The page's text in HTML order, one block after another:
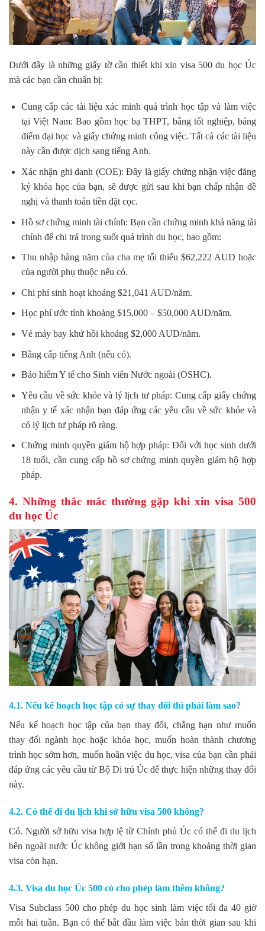
Dưới đây là những giấy tờ cần thiết khi xin visa 500 du học Úc
mà các bạn cần chuẩn bị:
Cung cấp các tài liệu xác minh quá trình học tập và làm việc
tại Việt Nam: Bao gồm học bạ THPT, bằng tốt nghiệp, bảng
điểm đại học và giấy chứng minh công việc. Tất cả các tài liệu
này cần được dịch sang tiếng Anh.
Xác nhận ghi danh (COE): Đây là giấy chứng nhận việc đăng
ký khóa học của bạn, sẽ được gửi sau khi bạn chấp nhận đề
nghị và thanh toán tiền đặt cọc.
Hồ sơ chứng minh tài chính: Bạn cần chứng minh khả năng tài
chính để chi trả trong suốt quá trình du học, bao gồm:
Thu nhập hàng năm của cha mẹ tối thiểu $62,222 AUD hoặc
của người phụ thuộc nếu có.
Chi phí sinh hoạt khoảng $21,041 AUD/năm.
Học phí ước tính khoảng $15,000 – $50,000 AUD/năm.
Vé máy bay khứ hồi khoảng $2,000 AUD/năm.
Bằng cấp tiếng Anh (nếu có).
Bảo hiểm Y tế cho Sinh viên Nước ngoài (OSHC).
Yêu cầu về sức khỏe và lý lịch tư pháp: Cung cấp giấy chứng
nhận y tế xác nhận bạn đáp ứng các yêu cầu về sức khỏe và
có lý lịch tư pháp rõ ràng.
Chứng minh quyền giám hộ hợp pháp: Đối với học sinh dưới
18 tuổi, cần cung cấp hồ sơ chứng minh quyền giám hộ hợp
pháp.
4. Những thắc mắc thường gặp khi xin visa 500
du học Úc
4.1. Nếu kế hoạch học tập có sự thay đổi thì phải làm sao?
Nếu kế hoạch học tập của bạn thay đổi, chẳng hạn như muốn
thay đổi ngành học hoặc khóa học, muốn hoàn thành chương
trình học sớm hơn, muốn hoãn việc du học, visa của bạn cần phải
đáp ứng các yêu cầu từ Bộ Di trú Úc để thực hiện những thay đổi
này.
4.2. Có thể đi du lịch khi sở hữu visa 500 không?
Có. Người sở hữu visa hợp lệ từ Chính phủ Úc có thể đi du lịch
bên ngoài nước Úc không giới hạn số lần trong khoảng thời gian
visa còn hạn.
4.3. Visa du học Úc 500 có cho phép làm thêm không?
Visa Subclass 500 cho phép du học sinh làm việc tối đa 40 giờ
mỗi hai tuần. Bạn có thể bắt đầu làm việc bán thời gian sau khi